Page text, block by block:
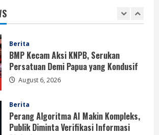
Perang Algoritma AI Makin Kompleks,
Publik Diminta Verifikasi Informasi
Digital
August 6, 2026
Berita
Pemerintah Perkuat Ekosistem Media
Digital Nasional Hadapi Perang